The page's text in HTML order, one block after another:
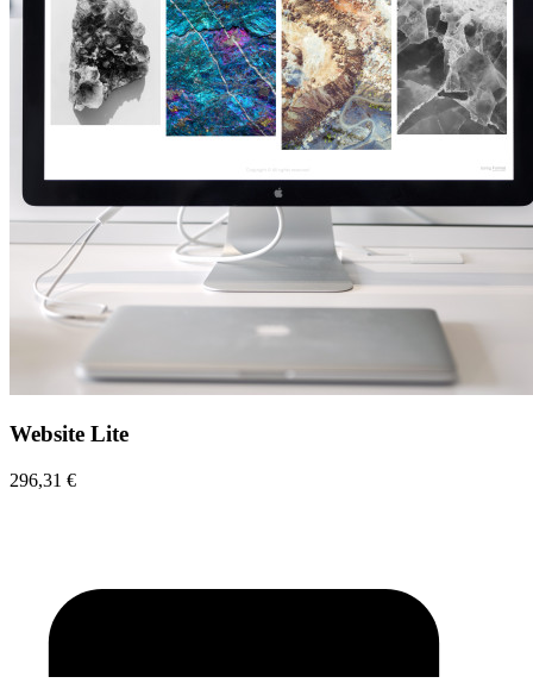
Website Lite
296,31 €